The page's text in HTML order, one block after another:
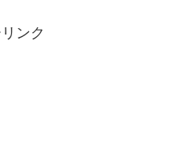
ンク